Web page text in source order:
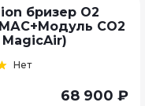
бризер О2
CO2
Нет
68 900 ₽